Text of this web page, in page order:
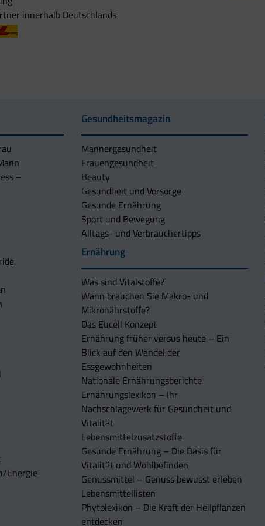
innerhalb Deutschlands
–
Energie
Gesundheitsmagazin
Männergesundheit
Frauengesundheit
Beauty
Gesundheit und Vorsorge
Gesunde Ernährung
Sport und Bewegung
Alltags- und Verbrauchertipps
Ernährung
Was sind Vitalstoffe?
Wann brauchen Sie Makro- und
Mikronährstoffe?
Das Eucell Konzept
Ernährung früher versus heute – Ein
Blick auf den Wandel der
Essgewohnheiten
Nationale Ernährungsberichte
Ernährungslexikon – Ihr
Nachschlagewerk für Gesundheit und
Vitalität
Lebensmittelzusatzstoffe
Gesunde Ernährung – Die Basis für
Vitalität und Wohlbefinden
Genussmittel – Genuss bewusst erleben
Lebensmittellisten
Phytolexikon – Die Kraft der Heilpflanzen
entdecken